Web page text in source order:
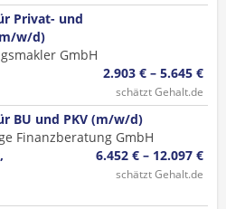
Privat- und
w/d)
GmbH
2.903 € – 5.645 €
schätzt Gehalt.de
BU und PKV (m/w/d)
Finanzberatung GmbH
6.452 € – 12.097 €
schätzt Gehalt.de